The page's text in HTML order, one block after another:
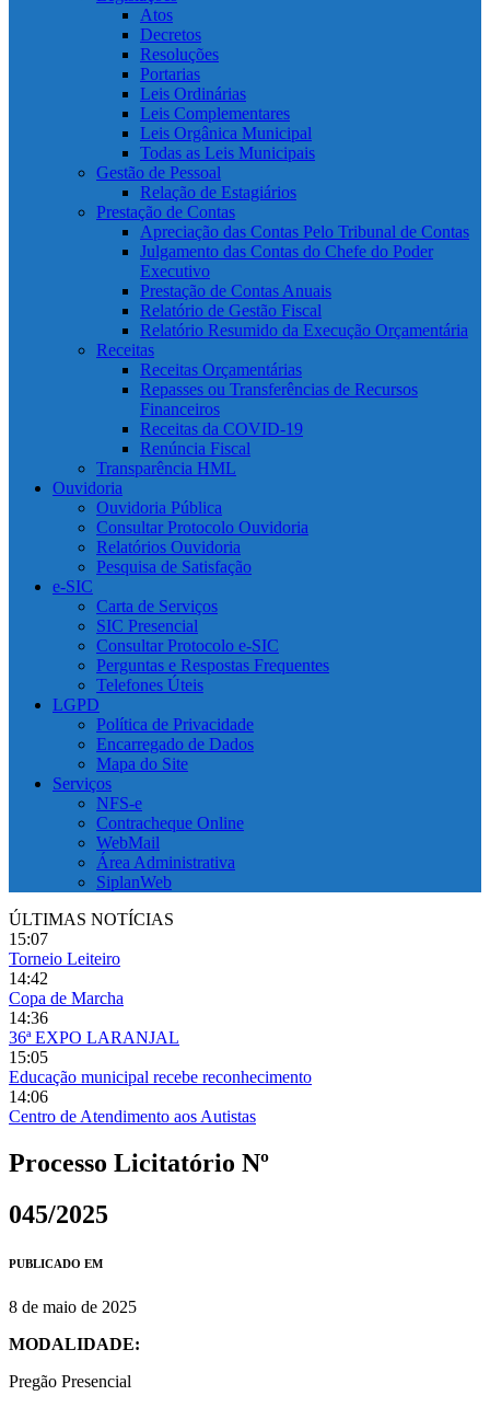
Atos
Decretos
Resoluções
Portarias
Leis Ordinárias
Leis Complementares
Leis Orgânica Municipal
Todas as Leis Municipais
Gestão de Pessoal
Relação de Estagiários
Prestação de Contas
Apreciação das Contas Pelo Tribunal de Contas
Julgamento das Contas do Chefe do Poder
Executivo
Prestação de Contas Anuais
Relatório de Gestão Fiscal
Relatório Resumido da Execução Orçamentária
Receitas
Receitas Orçamentárias
Repasses ou Transferências de Recursos
Financeiros
Receitas da COVID-19
Renúncia Fiscal
Transparência HML
Ouvidoria
Ouvidoria Pública
Consultar Protocolo Ouvidoria
Relatórios Ouvidoria
Pesquisa de Satisfação
e-SIC
Carta de Serviços
SIC Presencial
Consultar Protocolo e-SIC
Perguntas e Respostas Frequentes
Telefones Úteis
LGPD
Política de Privacidade
Encarregado de Dados
Mapa do Site
Serviços
NFS-e
Contracheque Online
WebMail
Área Administrativa
SiplanWeb
ÚLTIMAS NOTÍCIAS
15:07
Torneio Leiteiro
14:42
Copa de Marcha
14:36
36ª EXPO LARANJAL
15:05
Educação municipal recebe reconhecimento
14:06
Centro de Atendimento aos Autistas
Processo Licitatório Nº
045/2025
PUBLICADO EM
8 de maio de 2025
MODALIDADE:
Pregão Presencial